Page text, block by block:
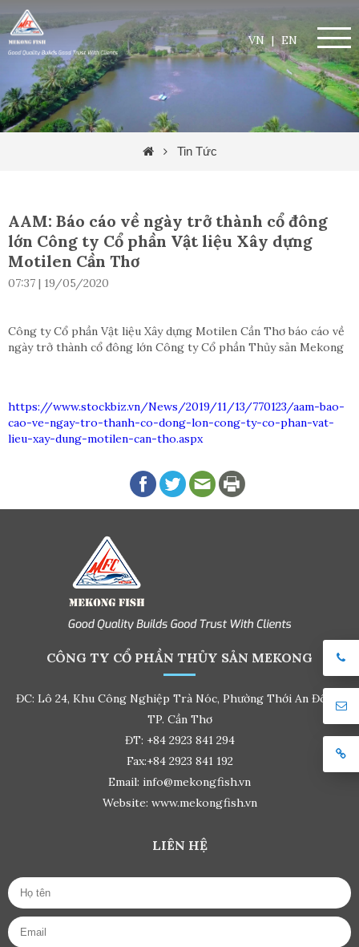
VN | EN
Tin Tức
AAM: Báo cáo về ngày trở thành cổ đông
lớn Công ty Cổ phần Vật liệu Xây dựng
Motilen Cần Thơ
07:37 | 19/05/2020
Công ty Cổ phần Vật liệu Xây dựng Motilen Cần Thơ báo cáo về
ngày trở thành cổ đông lớn Công ty Cổ phần Thủy sản Mekong
https://www.stockbiz.vn/News/2019/11/13/770123/aam-bao-
cao-ve-ngay-tro-thanh-co-dong-lon-cong-ty-co-phan-vat-
lieu-xay-dung-motilen-can-tho.aspx
CÔNG TY CỔ PHẦN THỦY SẢN MEKONG
ĐC: Lô 24, Khu Công Nghiệp Trà Nóc, Phường Thới An Đông,
TP. Cần Thơ
ĐT: +84 2923 841 294
Fax:+84 2923 841 192
Email: info@mekongfish.vn
Website: www.mekongfish.vn
LIÊN HỆ